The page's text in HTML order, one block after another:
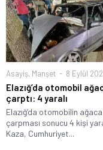
Asayiş, Manşet 8 Eylül
Elazığ’da otomobil
çarptı: 4 yaralı
Elazığ’da otomobilin ağaca
çarpması sonucu 4 kişi
Kaza, Cumhuriyet...